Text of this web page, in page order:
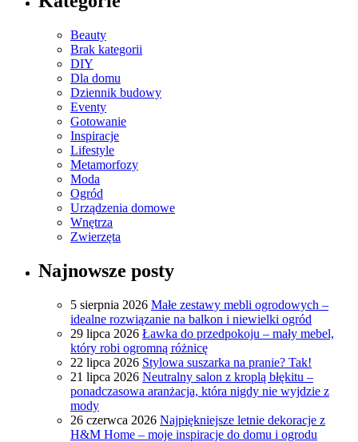
Beauty
Brak kategorii
DIY
Dla domu
Dziennik budowy
Eventy
Gotowanie
Inspiracje
Lifestyle
Metamorfozy
Moda
Ogród
Urządzenia domowe
Wnętrza
Zwierzęta
Najnowsze posty
5 sierpnia 2026 Małe zestawy mebli ogrodowych –
idealne rozwiązanie na balkon i niewielki ogród
29 lipca 2026 Ławka do przedpokoju – mały mebel,
który robi ogromną różnicę
22 lipca 2026 Stylowa suszarka na pranie? Tak!
21 lipca 2026 Neutralny salon z kroplą błękitu –
ponadczasowa aranżacja, która nigdy nie wyjdzie z
mody
26 czerwca 2026 Najpiękniejsze letnie dekoracje z
H&M Home – moje inspiracje do domu i ogrodu